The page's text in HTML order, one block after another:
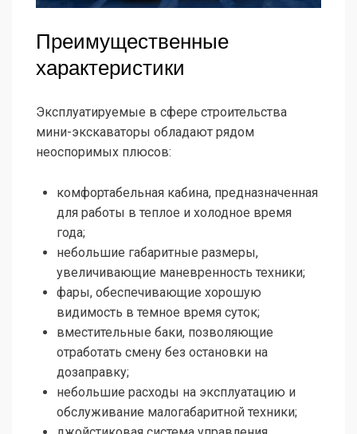
Преимущественные
характеристики
Эксплуатируемые в сфере строительства
мини-экскаваторы обладают рядом
неоспоримых плюсов:
комфортабельная кабина, предназначенная
для работы в теплое и холодное время
года;
небольшие габаритные размеры,
увеличивающие маневренность техники;
фары, обеспечивающие хорошую
видимость в темное время суток;
вместительные баки, позволяющие
отработать смену без остановки на
дозаправку;
небольшие расходы на эксплуатацию и
обслуживание малогабаритной техники;